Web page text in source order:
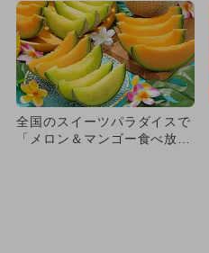
全国のスイーツパラダイスで
「メロン＆マンゴー食べ放